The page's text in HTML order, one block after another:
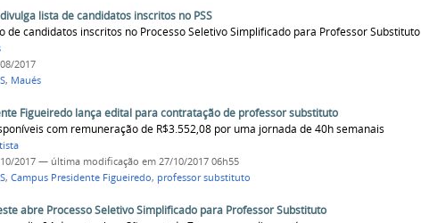
lista de candidatos inscritos no PSS
de candidatos inscritos no Processo Seletivo Simplificado para Professor Substituto
2017
, Maués
Figueiredo lança edital para contratação de professor substituto
com remuneração de R$3.552,08 por uma jornada de 40h semanais
2017 — última modificação em 27/10/2017 06h55
, Campus Presidente Figueiredo, professor substituto
abre Processo Seletivo Simplificado para Professor Substituto